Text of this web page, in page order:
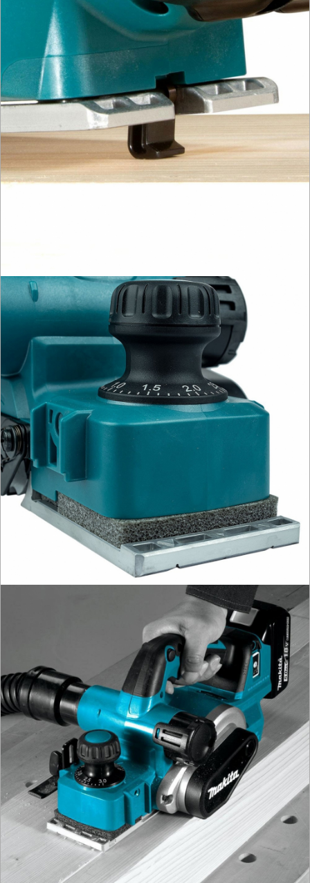
ROZRUCHOWE
PROSTOWNIKI
OSPRZĘT
AGREGATY
PRĄDOWE
ODZIEŻ
ROBOCZA
AGD
OGRODNICZE
NARZĘDZIA
PILARKI-
KOSIARKI-
KOSY
MYJKI
CIŚNIENIOWE